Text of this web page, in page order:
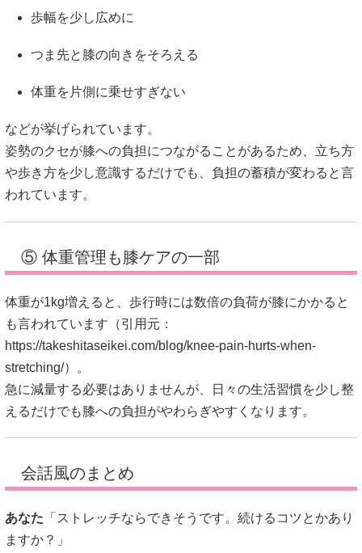
歩幅を少し広めに
つま先と膝の向きをそろえる
体重を片側に乗せすぎない
などが挙げられています。
姿勢のクセが膝への負担につながることがあるため、立ち方
や歩き方を少し意識するだけでも、負担の蓄積が変わると言
われています。
⑤ 体重管理も膝ケアの一部
体重が1kg増えると、歩行時には数倍の負荷が膝にかかると
も言われています（引用元：
https://takeshitaseikei.com/blog/knee-pain-hurts-when-
stretching/）。
急に減量する必要はありませんが、日々の生活習慣を少し整
えるだけでも膝への負担がやわらぎやすくなります。
会話風のまとめ
あなた 「ストレッチならできそうです。続けるコツとかあり
ますか？」